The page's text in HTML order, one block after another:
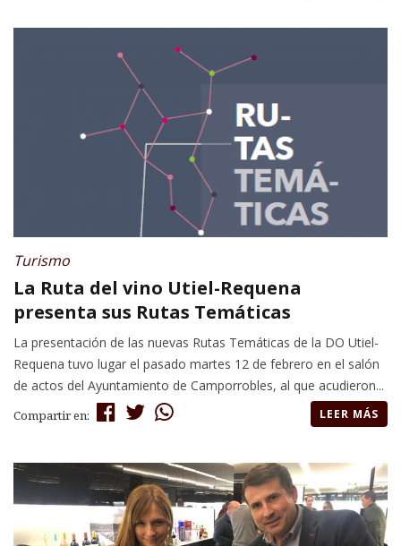
Turismo
La Ruta del vino Utiel-Requena
presenta sus Rutas Temáticas
La presentación de las nuevas Rutas Temáticas de la DO Utiel-
Requena tuvo lugar el pasado martes 12 de febrero en el salón
de actos del Ayuntamiento de Camporrobles, al que acudieron...
Compartir en: LEER MÁS